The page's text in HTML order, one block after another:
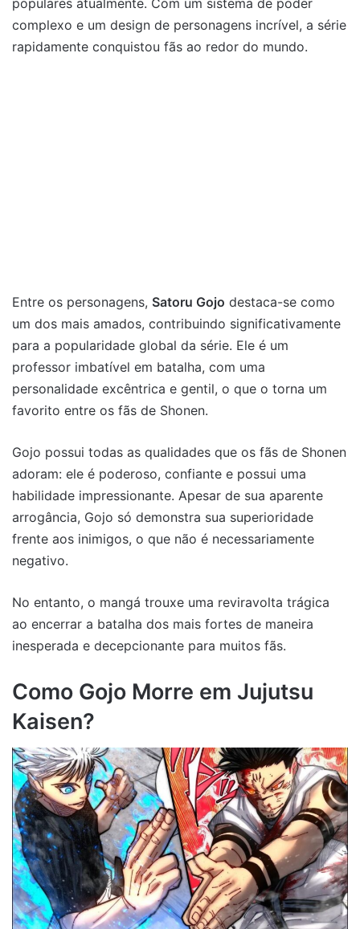
populares atualmente. Com um sistema de poder
complexo e um design de personagens incrível, a série
rapidamente conquistou fãs ao redor do mundo.
Entre os personagens, Satoru Gojo destaca-se como
um dos mais amados, contribuindo significativamente
para a popularidade global da série. Ele é um
professor imbatível em batalha, com uma
personalidade excêntrica e gentil, o que o torna um
favorito entre os fãs de Shonen.
Gojo possui todas as qualidades que os fãs de Shonen
adoram: ele é poderoso, confiante e possui uma
habilidade impressionante. Apesar de sua aparente
arrogância, Gojo só demonstra sua superioridade
frente aos inimigos, o que não é necessariamente
negativo.
No entanto, o mangá trouxe uma reviravolta trágica
ao encerrar a batalha dos mais fortes de maneira
inesperada e decepcionante para muitos fãs.
Como Gojo Morre em Jujutsu
Kaisen?